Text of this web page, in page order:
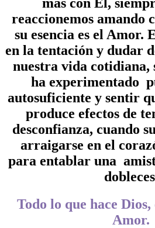
reaccionemos amando
su esencia es el Amor.
en la tentación y dudar
nuestra vida cotidiana,
ha experimentado
autosuficiente y sentir
produce efectos de
desconfianza, cuando
arraigarse en el
para entablar una
Todo lo que hace Dios,
Amor.